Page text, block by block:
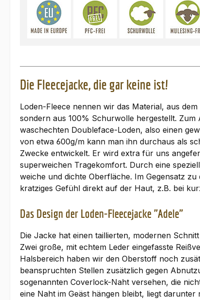
Die Fleecejacke, die gar keine ist!
Loden-Fleece nennen wir das Material, aus
sondern aus 100% Schurwolle hergestellt.
waschechten Doubleface-Loden, also einen
von etwa 600g/m kann man ihn durchaus als
Zwecke entwickelt. Er wird extra für uns
superweichen Tragekomfort. Durch eine
weiche und dichte Oberfläche. Im Gegensatz
kratziges Gefühl direkt auf der Haut, z.B. bei
Das Design der Loden-Fleecejacke "Adele"
Die Jacke hat einen taillierten, modernen
Zwei große, mit echtem Leder eingefasste
Halsbereich haben wir den Oberstoff noch
beanspruchten Stellen zusätzlich gegen
sogenannten Coverlock-Naht versehen, die
eine Naht im Geäst hängen bleibt, liegt